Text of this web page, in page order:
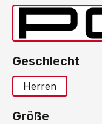
Geschlecht
Herren
Größe